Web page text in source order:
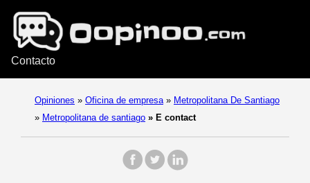
Contacto
Opiniones » Oficina de empresa » Metropolitana De Santiago
» Metropolitana de santiago » E contact